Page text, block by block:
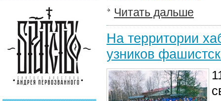
Читать дальше
На территории
узников